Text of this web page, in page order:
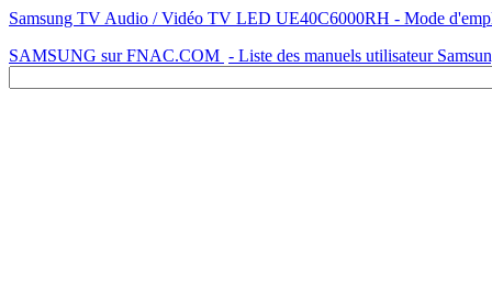
Samsung TV Audio / Vidéo TV LED UE40C6000RH - Mode
SAMSUNG sur FNAC.COM - Liste des manuels utilisateur